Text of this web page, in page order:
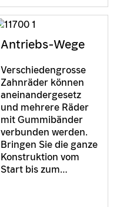
Antriebs-Wege
Verschiedengrosse
Zahnräder können
aneinandergesetz
und mehrere Räder
mit Gummibänder
verbunden werden.
Bringen Sie die ganze
Konstruktion vom
Start bis zum…